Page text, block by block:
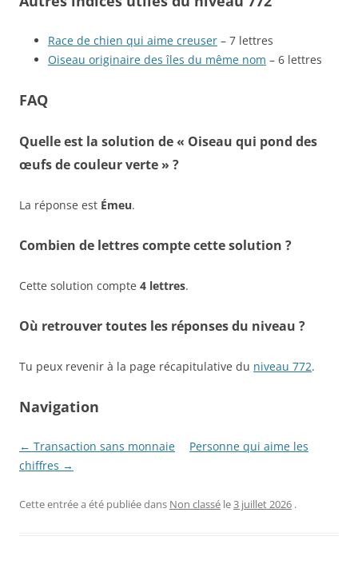
Race de chien qui aime creuser – 7 lettres
Oiseau originaire des îles du même nom – 6 lettres
FAQ
Quelle est la solution de « Oiseau qui pond des
œufs de couleur verte » ?
La réponse est Émeu.
Combien de lettres compte cette solution ?
Cette solution compte 4 lettres.
Où retrouver toutes les réponses du niveau ?
Tu peux revenir à la page récapitulative du niveau 772.
Navigation
← Transaction sans monnaie
Personne qui aime les
chiffres →
Cette entrée a été publiée dans Non classé le3 juillet 2026 .